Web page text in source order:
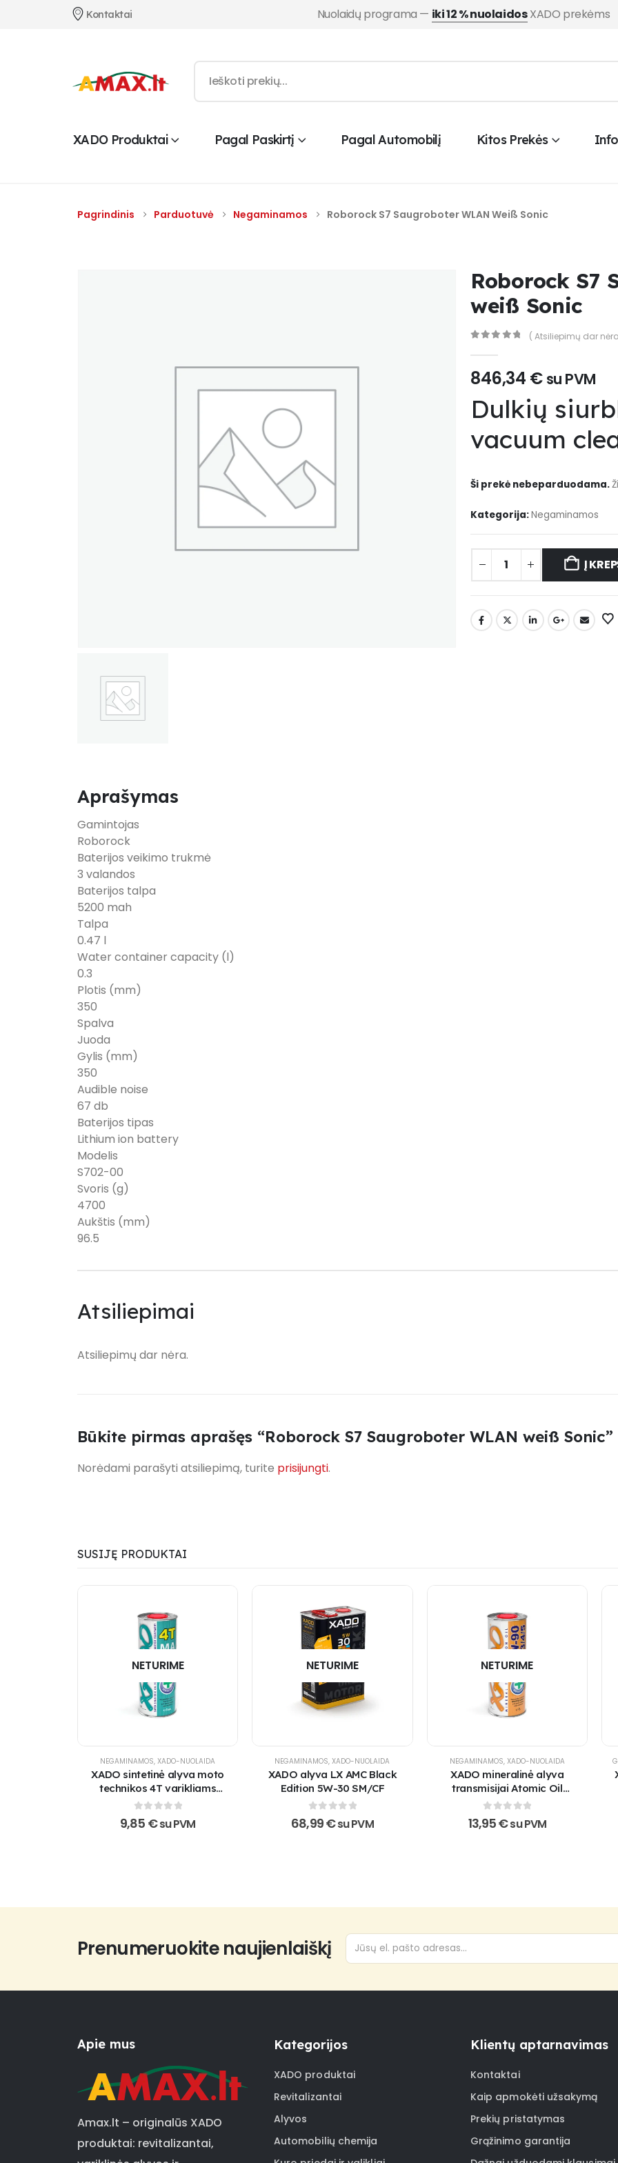
Kontaktai Nuolaidų programa — iki 12 % nuolaidosXADO prekėms
XADO Produktai Pagal Paskirtį Pagal Automobilį Kitos Prekės
Pagrindinis Parduotuvė Negaminamos Roborock S7 Saugroboter WLAN Weiß Sonic
Roborock S7
weiß Sonic
( Atsiliepimų dar
846,34 € su PVM
Dulkių
vacuum
Ši prekė nebeparduodama.
Kategorija:Negaminamos
Į
Aprašymas
Gamintojas
Roborock
Baterijos veikimo trukmė
3 valandos
Baterijos talpa
5200 mah
Talpa
0.47 l
Water container capacity (l)
0.3
Plotis (mm)
350
Spalva
Juoda
Gylis (mm)
350
Audible noise
67 db
Baterijos tipas
Lithium ion battery
Modelis
S702-00
Svoris (g)
4700
Aukštis (mm)
96.5
Atsiliepimai
Atsiliepimų dar nėra.
Būkite pirmas aprašęs “Roborock S7 Saugroboter WLAN weiß Sonic”
Norėdami parašyti atsiliepimą, turite prisijungti.
SUSIJĘ PRODUKTAI
NETURIME
NEGAMINAMOS,XADO-NUOLAIDA
XADO sintetinė alyva moto
technikos 4T varikliams
Atomic Oil 10W-40 4T MA
SuperSynthetic
0out of 5
9,85 €su PVM
NETURIME
NEGAMINAMOS,XADO-NUOLAIDA
XADO alyva LX AMC Black
Edition 5W-30 SM/CF
0out of 5
68,99€su PVM
NETURIME
NEGAMINAMOS, XADO-NUOLAIDA
XADO mineralinė alyva
transmisijai Atomic Oil
80W-90 GL-3/4/5
0 out of 5
13,95€su PVM
Prenumeruokite naujienlaiškį
Apie mus
Amax.lt – originalūs XADO
produktai: revitalizantai,
Kategorijos
XADO produktai
Revitalizantai
Alyvos
Automobilių chemija
Klientų aptarnavimas
Kontaktai
Kaip apmokėti užsakymą
Prekių pristatymas
Grąžinimo garantija